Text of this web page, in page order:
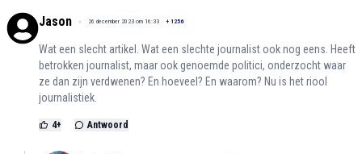
Jason 26 december 2023 om 16:33 + 1256
Wat een slecht artikel. Wat een slechte journalist ook nog eens. Heeft
betrokken journalist, maar ook genoemde politici, onderzocht waar
ze dan zijn verdwenen? En hoeveel? En waarom? Nu is het riool
journalistiek.
4+ Antwoord